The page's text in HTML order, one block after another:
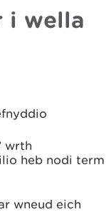
i wella
wrth
heb nodi term
wneud eich